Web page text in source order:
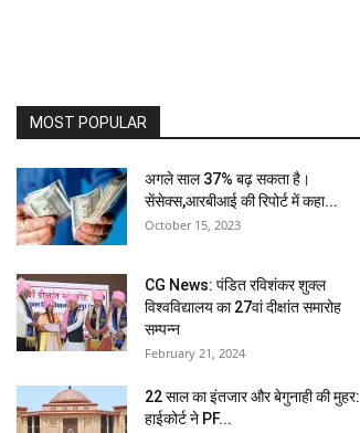
MOST POPULAR
अगले साल 37% बढ़ सकता है।
सेंसेक्स,आरबीआई की रिपोर्ट में कहा...
October 15, 2023
CG News: पंडित रविशंकर शुक्ल
विश्वविद्यालय का 27वां दीक्षांत समारोह
सम्पन्न
February 21, 2024
22 साल का इंतजार और बेगुनाही की मुहर:
हाईकोर्ट ने PF...